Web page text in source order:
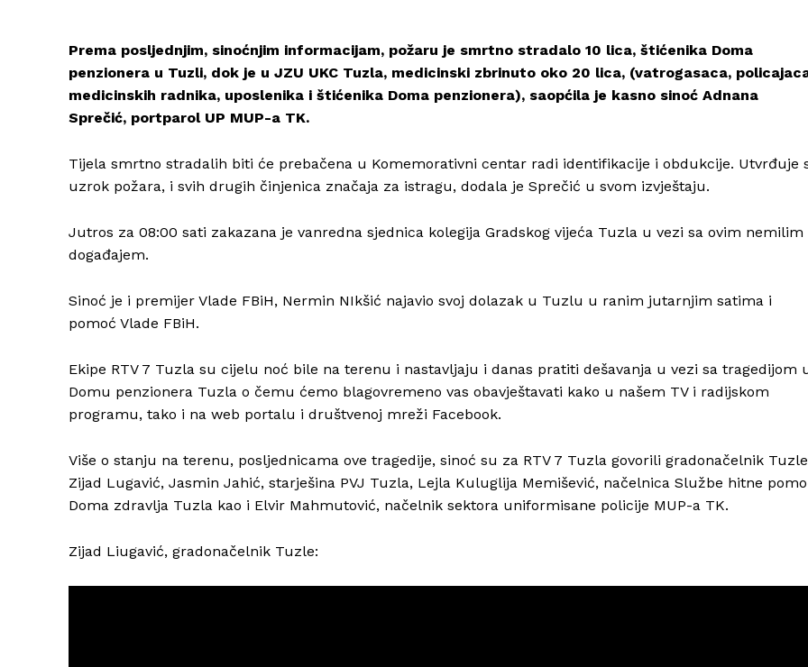
Prema posljednjim, sinoćnjim informacijam, požaru je smrtno stradalo 10 lica, štićenika Doma
penzionera u Tuzli, dok je u JZU UKC Tuzla, medicinski zbrinuto oko 20 lica, (vatrogasaca,
medicinskih radnika, uposlenika i štićenika Doma penzionera), saopćila je kasno sinoć Adnana
Sprečić, portparol UP MUP-a TK.
Tijela smrtno stradalih biti će prebačena u Komemorativni centar radi identifikacije i obdukcije. Utvrđuje
uzrok požara, i svih drugih činjenica značaja za istragu, dodala je Sprečić u svom izvještaju.
Jutros za 08:00 sati zakazana je vanredna sjednica kolegija Gradskog vijeća Tuzla u vezi sa ovim nemilim
događajem.
Sinoć je i premijer Vlade FBiH, Nermin NIkšić najavio svoj dolazak u Tuzlu u ranim jutarnjim satima i
pomoć Vlade FBiH.
Ekipe RTV 7 Tuzla su cijelu noć bile na terenu i nastavljaju i danas pratiti dešavanja u vezi sa tragedijom
Domu penzionera Tuzla o čemu ćemo blagovremeno vas obavještavati kako u našem TV i radijskom
programu, tako i na web portalu i društvenoj mreži Facebook.
Više o stanju na terenu, posljednicama ove tragedije, sinoć su za RTV 7 Tuzla govorili gradonačelnik Tuzle
Zijad Lugavić, Jasmin Jahić, starješina PVJ Tuzla, Lejla Kuluglija Memišević, načelnica Službe hitne
Doma zdravlja Tuzla kao i Elvir Mahmutović, načelnik sektora uniformisane policije MUP-a TK.
Zijad Liugavić, gradonačelnik Tuzle: